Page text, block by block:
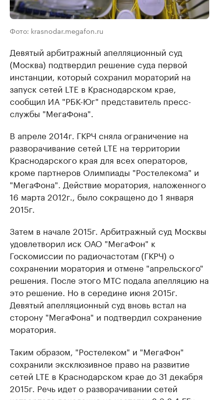
Фото: krasnodar.megafon.ru
Девятый арбитражный апелляционный суд
(Москва) подтвердил решение суда первой
инстанции, который сохранил мораторий на
запуск сетей LTE в Краснодарском крае,
сообщил ИА "РБК-Юг" представитель пресс-
службы "МегаФона".
В апреле 2014г. ГКРЧ сняла ограничение на
разворачивание сетей LTE на территории
Краснодарского края для всех операторов,
кроме партнеров Олимпиады "Ростелекома" и
"МегаФона". Действие моратория, наложенного
16 марта 2012г., было сокращено до 1 января
2015г.
Затем в начале 2015г. Арбитражный суд Москвы
удовлетворил иск ОАО "МегаФон" к
Госкомиссии по радиочастотам (ГКРЧ) о
сохранении моратория и отмене "апрельского"
решения. После этого МТС подала апелляцию на
это решение. Но в середине июня 2015г.
Девятый апелляционный суд вновь встал на
сторону "МегаФона" и подтвердил сохранение
моратория.
Таким образом, "Ростелеком" и "МегаФон"
сохранили эксклюзивное право на развитие
сетей LTE в Краснодарском крае до 31 декабря
2015г. Речь идет о разворачивании сетей